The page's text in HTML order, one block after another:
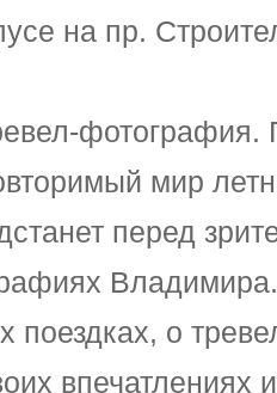
на пр.
фотография.
мир
перед
поездках, о
впечатлениях